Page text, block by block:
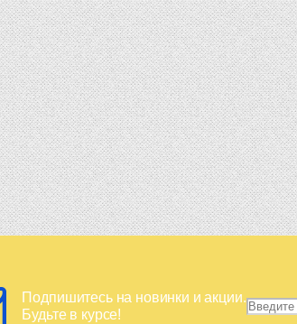
Подпишитесь на новинки и акции.
Будьте в курсе!